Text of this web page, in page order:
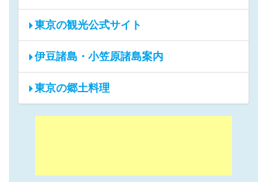
東京の観光公式サイト
伊豆諸島・小笠原諸島案内
東京の郷土料理